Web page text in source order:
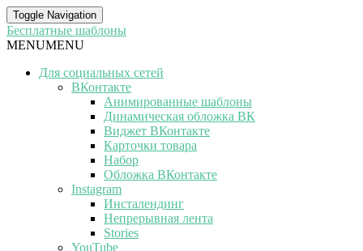
Toggle Navigation
Бесплатные шаблоны
MENUMENU
Для социальных сетей
ВКонтакте
Анимированные шаблоны
Динамическая обложка ВК
Виджет ВКонтакте
Карточки товара
Набор
Обложка ВКонтакте
Instagram
Инсталендинг
Непрерывная лента
Stories
YouTube